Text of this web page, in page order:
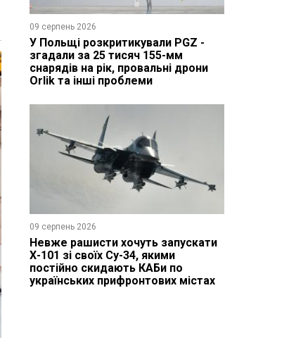
09 серпень 2026
У Польщі розкритикували PGZ -
згадали за 25 тисяч 155-мм
снарядів на рік, провальні дрони
Orlik та інші проблеми
09 серпень 2026
Невже рашисти хочуть запускати
Х-101 зі своїх Су-34, якими
постійно скидають КАБи по
українських прифронтових містах